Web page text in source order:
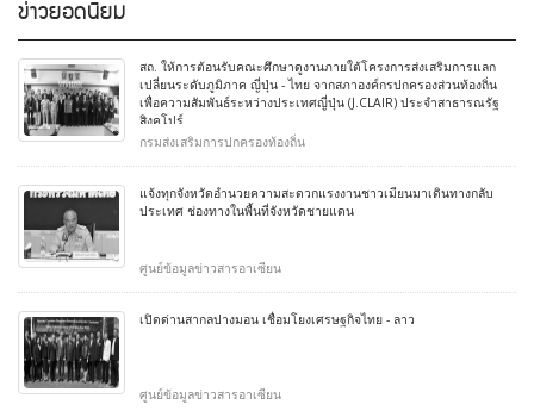
ข่าวยอดนิยม
สถ. ให้การต้อนรับคณะศึกษาดูงานภายใต้โครงการส่งเสริมการแลก
เปลี่ยนระดับภูมิภาค ญี่ปุ่น - ไทย จากสภาองค์กรปกครองส่วนท้องถิ่น
เพื่อความสัมพันธ์ระหว่างประเทศญี่ปุ่น (J.CLAIR) ประจำสาธารณรัฐ
สิงคโปร์
กรมส่งเสริมการปกครองท้องถิ่น
แจ้งทุกจังหวัดอำนวยความสะดวกแรงงานชาวเมียนมาเดินทางกลับ
ประเทศ ช่องทางในพื้นที่จังหวัดชายแดน
ศูนย์ข้อมูลข่าวสารอาเซียน
เปิดด่านสากลปางมอน เชื่อมโยงเศรษฐกิจไทย - ลาว
ศูนย์ข้อมูลข่าวสารอาเซียน